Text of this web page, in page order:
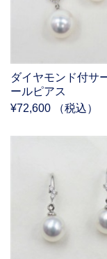
ダイヤモンド付サ
ールピアス
¥72,600 （税込）